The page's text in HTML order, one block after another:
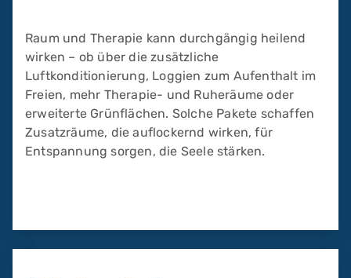
Raum und Therapie kann durchgängig heilend
wirken – ob über die zusätzliche
Luftkonditionierung, Loggien zum Aufenthalt im
Freien, mehr Therapie- und Ruheräume oder
erweiterte Grünflächen. Solche Pakete schaffen
Zusatzräume, die auflockernd wirken, für
Entspannung sorgen, die Seele stärken.